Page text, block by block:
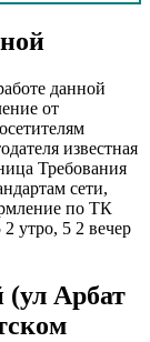
данной
от
известная
Требования
сети,
по ТК
утро, 5 2 вечер
Арбат